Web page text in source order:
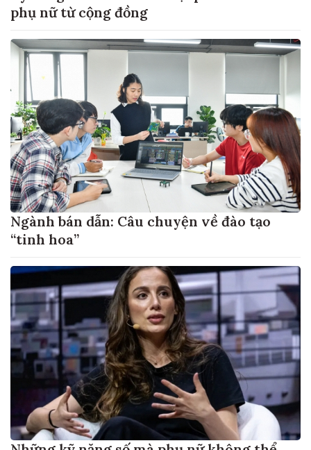
phụ nữ từ cộng đồng
Ngành bán dẫn: Câu chuyện về đào tạo
“tinh hoa”